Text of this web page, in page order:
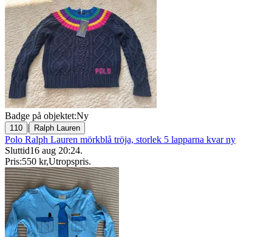
Badge på objektet:Ny
110 | Ralph Lauren
Polo Ralph Lauren mörkblå tröja, storlek 5 lapparna kvar ny
Sluttid16 aug 20:24.
Pris:550 kr,Utropspris.